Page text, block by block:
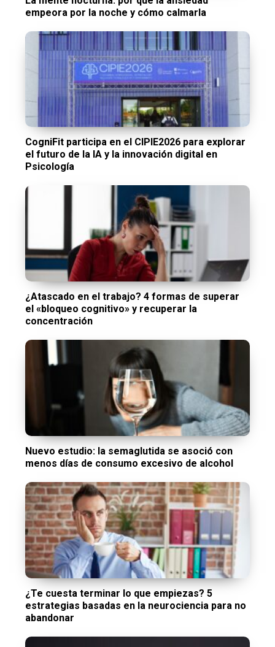
empeora por la noche y cómo calmarla
CogniFit participa en el CIPIE2026 para explorar
el futuro de la IA y la innovación digital en
Psicología
¿Atascado en el trabajo? 4 formas de superar
el «bloqueo cognitivo» y recuperar la
concentración
Nuevo estudio: la semaglutida se asoció con
menos días de consumo excesivo de alcohol
¿Te cuesta terminar lo que empiezas? 5
estrategias basadas en la neurociencia para no
abandonar